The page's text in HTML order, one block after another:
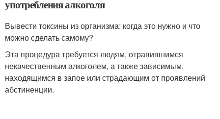
употребления алкоголя
Вывести токсины из организма: когда это нужно и что
можно сделать самому?
Эта процедура требуется людям, отравившимся
некачественным алкоголем, а также зависимым,
находящимся в запое или страдающим от проявлений
абстиненции.